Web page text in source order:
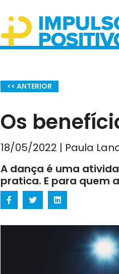
<< ANTERIOR
Os
18/05/2022 | Paula
A dança é uma
pratica. E para quem